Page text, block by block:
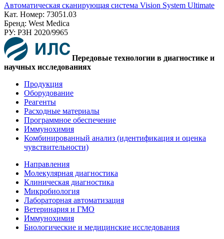
Автоматическая сканирующая система Vision System Ultimate
Кат. Номер: 73051.03
Бренд: West Medica
РУ: РЗН 2020/9965
Передовые технологии в диагностике и
научных исследованиях
Продукция
Оборудование
Реагенты
Расходные материалы
Программное обеспечение
Иммунохимия
Комбинированный анализ (идентификация и оценка
чувствительности)
Направления
Молекулярная диагностика
Клиническая диагностика
Микробиология
Лабораторная автоматизация
Ветеринария и ГМО
Иммунохимия
Биологические и медицинские исследования